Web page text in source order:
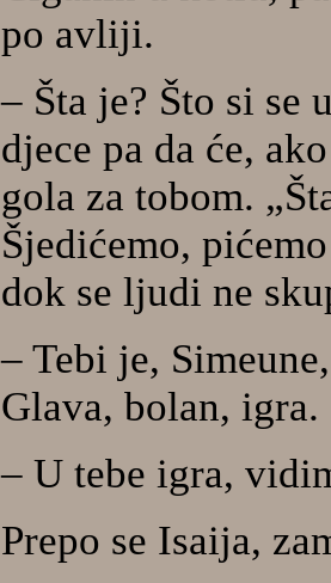
po avliji.
– Šta je? Što si se
djece pa da će,
gola za tobom.
Šjedićemo,
dok se ljudi ne
– Tebi je,
Glava, bolan, igra.
– U tebe igra,
Prepo se Isaija,